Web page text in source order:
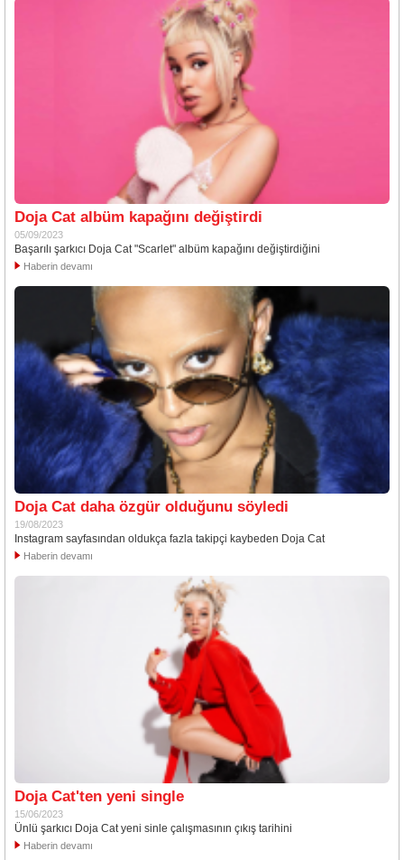
Doja Cat albüm kapağını değiştirdi
05/09/2023
Başarılı şarkıcı Doja Cat "Scarlet" albüm kapağını değiştirdiğini
Haberin devamı
Doja Cat daha özgür olduğunu söyledi
19/08/2023
Instagram sayfasından oldukça fazla takipçi kaybeden Doja Cat
Haberin devamı
Doja Cat'ten yeni single
15/06/2023
Ünlü şarkıcı Doja Cat yeni sinle çalışmasının çıkış tarihini
Haberin devamı